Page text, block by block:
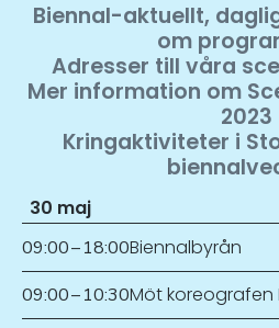
Biennal-aktuellt,
om
Adresser till våra
Mer information om
2023
Kringaktiviteter i
30 maj
09:00–18:00Biennalbyrån
09:00–10:30Möt koreografen